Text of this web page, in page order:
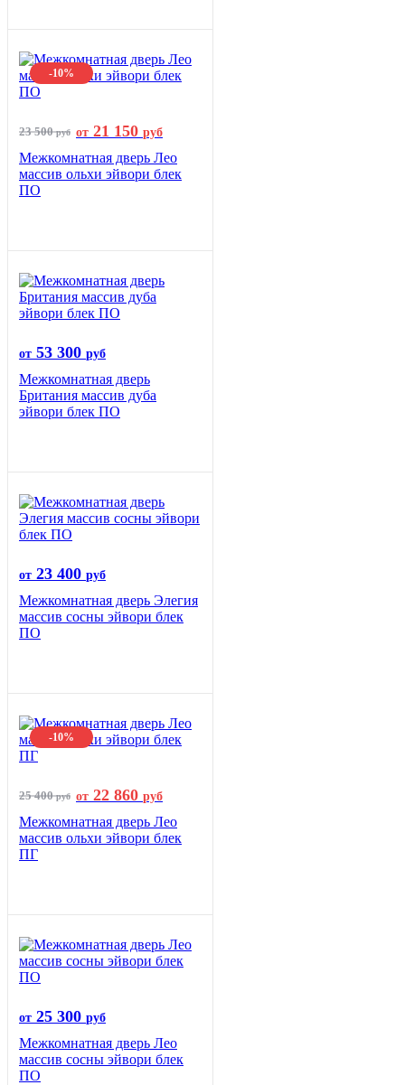
-10%
23 500руб от 21 150 руб
Межкомнатная дверь Лео
массив ольхи эйвори блек
ПО
от 53 300 руб
Межкомнатная дверь
Британия массив дуба
эйвори блек ПО
от 23 400 руб
Межкомнатная дверь Элегия
массив сосны эйвори блек
ПО
-10%
25 400руб от 22 860 руб
Межкомнатная дверь Лео
массив ольхи эйвори блек
ПГ
от 25 300 руб
Межкомнатная дверь Лео
массив сосны эйвори блек
ПО